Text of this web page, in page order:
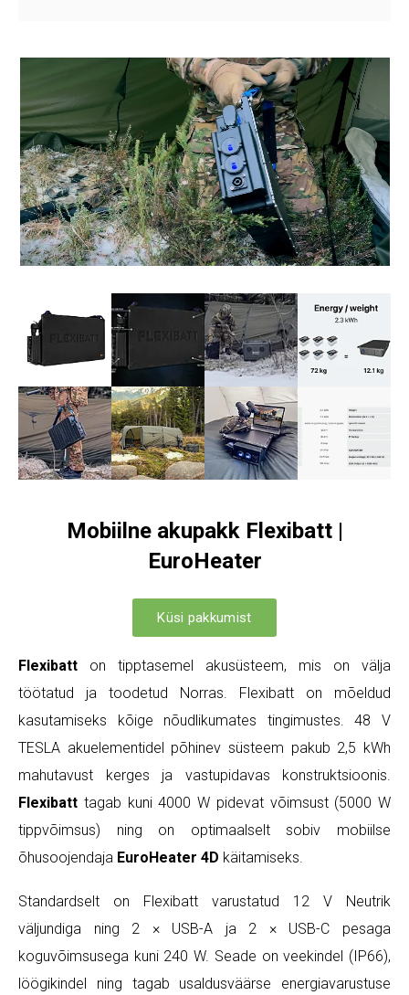
Mobiilne akupakk Flexibatt |
EuroHeater
Küsi pakkumist
Flexibatt on tipptasemel akusüsteem, mis on välja
töötatud ja toodetud Norras. Flexibatt on mõeldud
kasutamiseks kõige nõudlikumates tingimustes. 48 V
TESLA akuelementidel põhinev süsteem pakub 2,5 kWh
mahutavust kerges ja vastupidavas konstruktsioonis.
Flexibatt tagab kuni 4000 W pidevat võimsust (5000 W
tippvõimsus) ning on optimaalselt sobiv mobiilse
õhusoojendaja EuroHeater 4D käitamiseks.
Standardselt on Flexibatt varustatud 12 V Neutrik
väljundiga ning 2 × USB-A ja 2 × USB-C pesaga
koguvõimsusega kuni 240 W. Seade on veekindel (IP66),
löögikindel ning tagab usaldusväärse energiavarustuse